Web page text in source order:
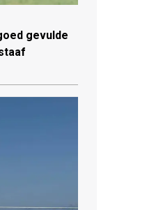
gevulde